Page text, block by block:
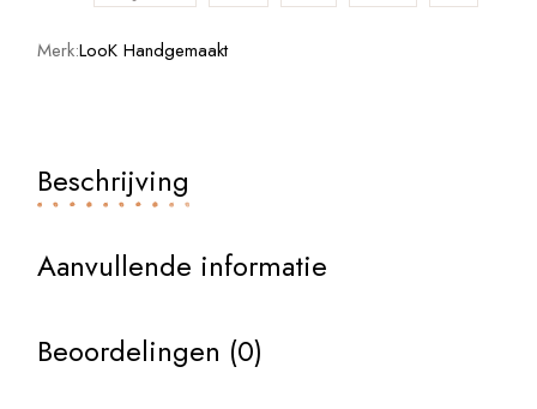
Merk:LooK Handgemaakt
Beschrijving
Aanvullende informatie
Beoordelingen (0)